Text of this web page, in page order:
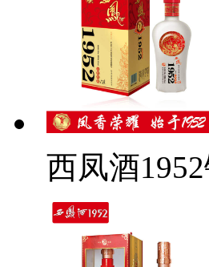
西凤酒